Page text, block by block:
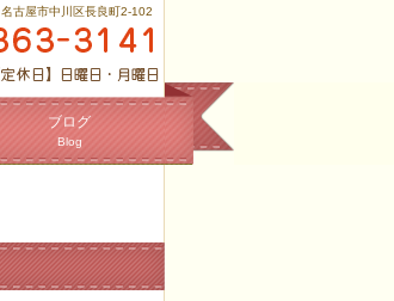
名古屋市中川区長良町2-102
ブログ
Blog